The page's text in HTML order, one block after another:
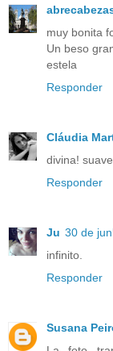
muy bonita
Un beso
estela
Responder
Cláudia
divina!
Responder
Ju 30 de
infinito.
Responder
Susana